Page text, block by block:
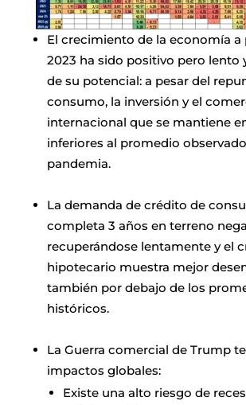
El crecimiento de la economía a
2023 ha sido positivo pero lento
de su potencial: a pesar del
consumo, la inversión y el
internacional que se mantiene
inferiores al promedio
pandemia.
La demanda de crédito de
completa 3 años en terreno
recuperándose lentamente y el
hipotecario muestra mejor
también por debajo de los
históricos.
La Guerra comercial de Trump
impactos globales:
Existe una alto riesgo de